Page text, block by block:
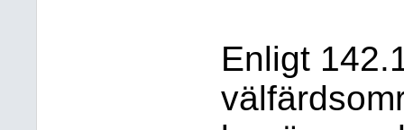
Enligt